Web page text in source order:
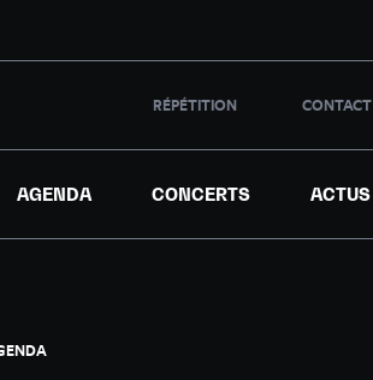
RÉPÉTITION CONTACT
AGENDA CONCERTS ACTUS